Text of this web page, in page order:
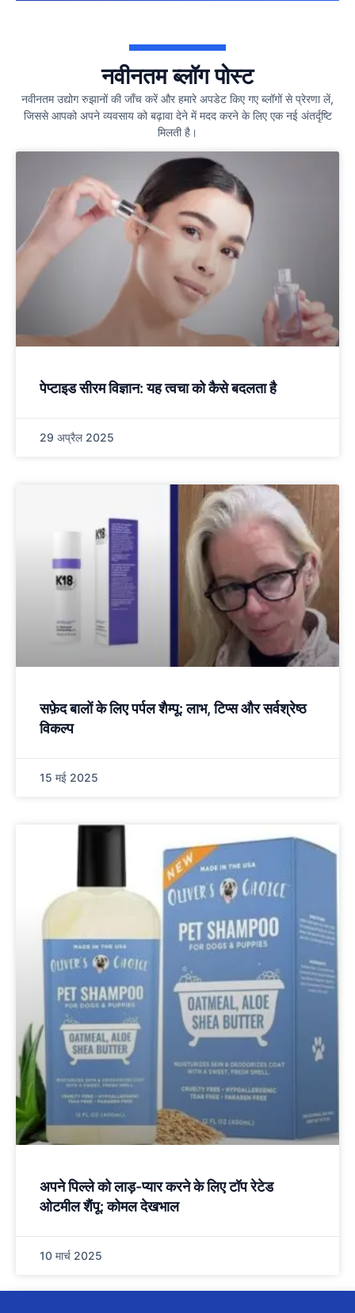
नवीनतम ब्लॉग पोस्ट
नवीनतम उद्योग रुझानों की जाँच करें और हमारे अपडेट किए गए ब्लॉगों से प्रेरणा लें,
जिससे आपको अपने व्यवसाय को बढ़ावा देने में मदद करने के लिए एक नई अंतर्दृष्टि
मिलती है।
पेप्टाइड सीरम विज्ञान: यह त्वचा को कैसे बदलता है
29 अप्रैल 2025
सफ़ेद बालों के लिए पर्पल शैम्पू: लाभ, टिप्स और सर्वश्रेष्ठ
विकल्प
15 मई 2025
अपने पिल्ले को लाड़-प्यार करने के लिए टॉप रेटेड
ओटमील शैंपू: कोमल देखभाल
10 मार्च 2025